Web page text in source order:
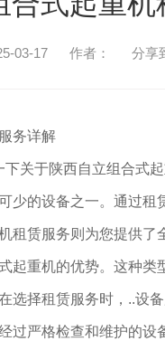
03-17 作者： 分享
务详解
关于陕西自立组合式
少的设备之一。通过租
租赁服务则为您提供了
起重机的优势。这种类
选择租赁服务时，..设
过严格检查和维护的设